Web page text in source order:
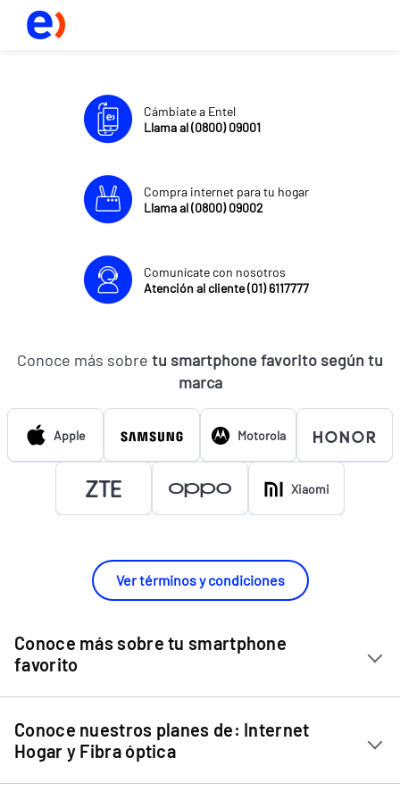
Cámbiate a Entel
Llama al (0800) 09001
Compra internet para tu hogar
Llama al (0800) 09002
Comunícate con nosotros
Atención al cliente (01) 6117777
Conoce más sobre tu smartphone favorito según tu
marca
Apple Motorola
Xiaomi
Ver términos y condiciones
Conoce más sobre tu smartphone
favorito
Chip Entel
Apple iPhone 11
Apple iPhone 12 Mini
Conoce nuestros planes de: Internet
Hogar y Fibra óptica
Internet Hogar